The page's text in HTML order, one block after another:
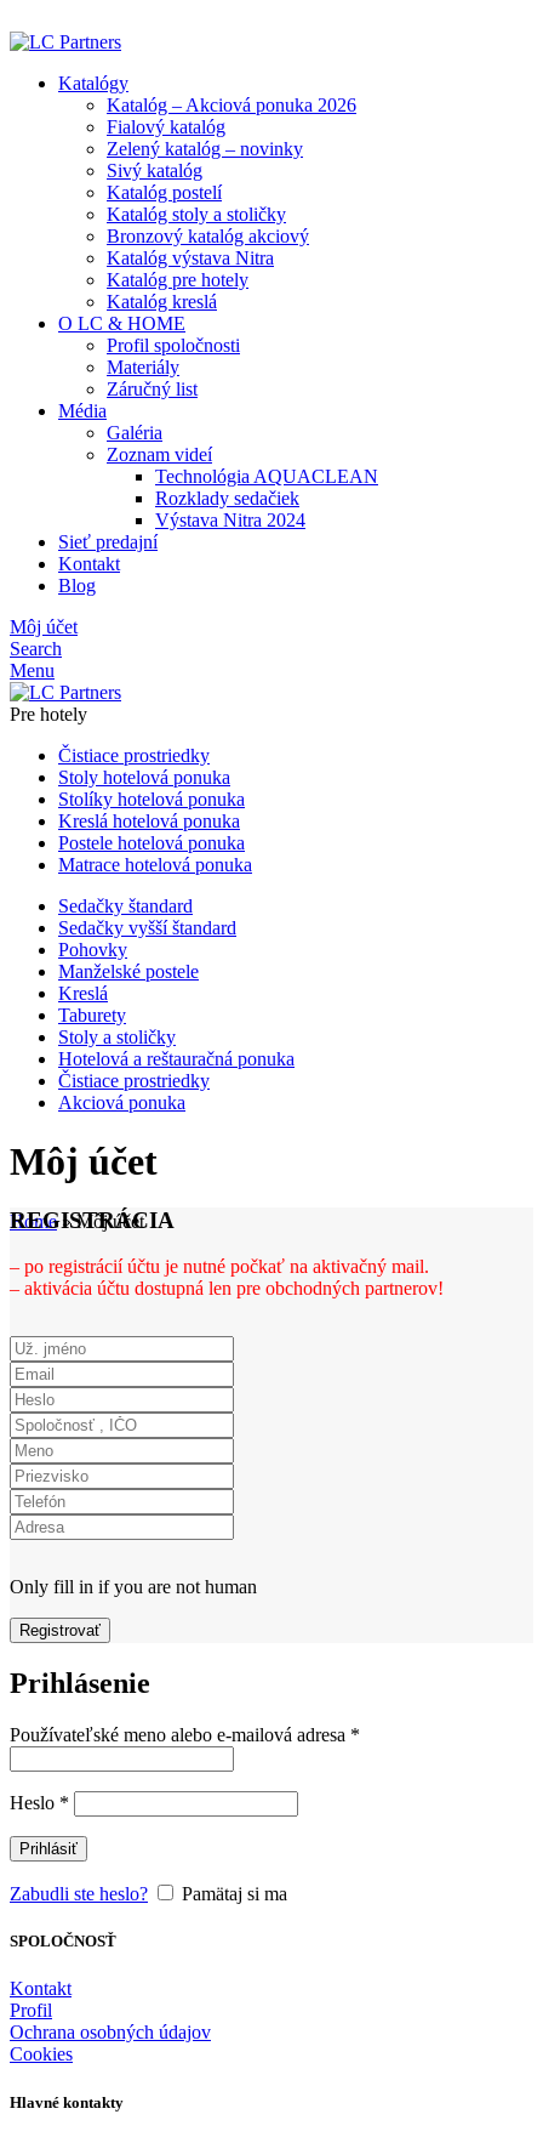
Katalógy
Katalóg – Akciová ponuka 2026
Fialový katalóg
Zelený katalóg – novinky
Sivý katalóg
Katalóg postelí
Katalóg stoly a stoličky
Bronzový katalóg akciový
Katalóg výstava Nitra
Katalóg pre hotely
Katalóg kreslá
O LC & HOME
Profil spoločnosti
Materiály
Záručný list
Média
Galéria
Zoznam videí
Technológia AQUACLEAN
Rozklady sedačiek
Výstava Nitra 2024
Sieť predajní
Kontakt
Blog
Môj účet
Search
Menu
Pre hotely
Čistiace prostriedky
Stoly hotelová ponuka
Stolíky hotelová ponuka
Kreslá hotelová ponuka
Postele hotelová ponuka
Matrace hotelová ponuka
Sedačky štandard
Sedačky vyšší štandard
Pohovky
Manželské postele
Kreslá
Taburety
Stoly a stoličky
Hotelová a reštauračná ponuka
Čistiace prostriedky
Akciová ponuka
Môj účet
Home»Môj účet
REGISTRÁCIA
– po registrácií účtu je nutné počkať na aktivačný mail.
– aktivácia účtu dostupná len pre obchodných partnerov!
Only fill in if you are not human
Prihlásenie
Používateľské meno alebo e-mailová adresa *
Heslo *
Prihlásiť
Zabudli ste heslo? Pamätaj si ma
SPOLOČNOSŤ
Kontakt
Profil
Ochrana osobných údajov
Cookies
Hlavné kontakty